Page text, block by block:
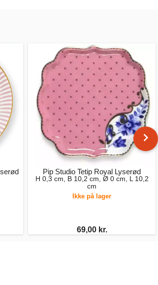
Pip Studio Tetip Royal Lyserød
H 0,3 cm, B 10,2 cm, Ø 0 cm, L 10,2
cm
Ikke på lager
69,00 kr.